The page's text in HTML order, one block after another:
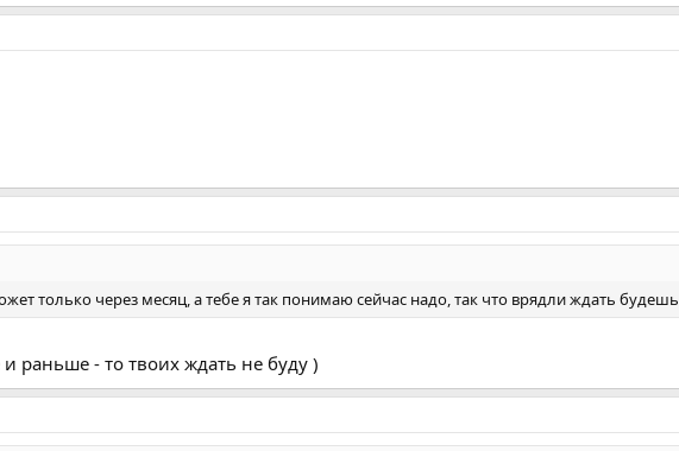
только через месяц, а тебе я так понимаю сейчас надо, так что врядли ждать будешь
раньше - то твоих ждать не буду )